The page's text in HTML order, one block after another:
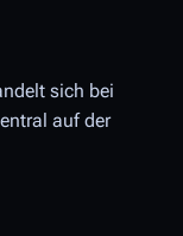
sich bei
auf der